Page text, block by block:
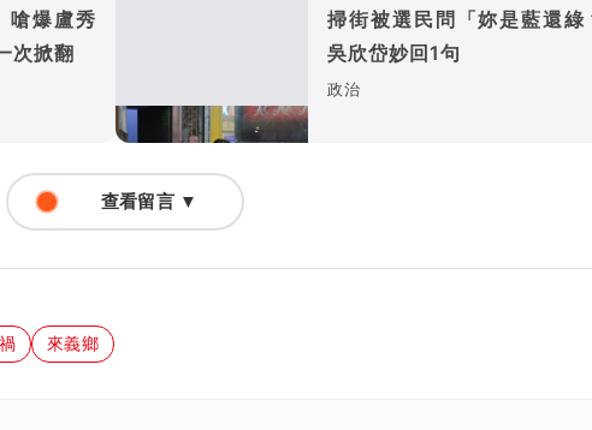
嗆爆盧秀
次掀翻
掃街被選民問「妳是藍還綠
吳欣岱妙回1句
政治
查看留言 ▼
來義鄉